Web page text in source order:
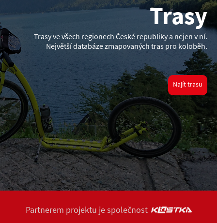
Trasy
Trasy ve všech regionech České republiky a nejen v ní.
Největší databáze zmapovaných tras pro koloběh.
Najít trasu
Partnerem projektu je společnost